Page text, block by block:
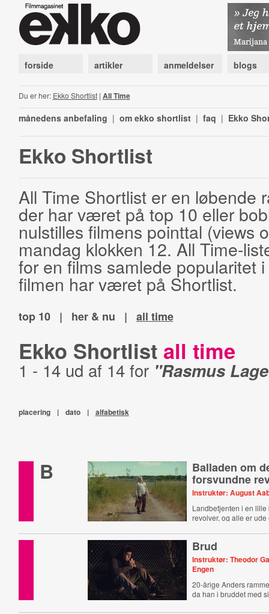
forside artikler anmeldelser blogs
Du er her: Ekko Shortlist| All Time
månedens anbefaling | om ekko shortlist | faq | Ekko
Ekko Shortlist
All Time Shortlist er en løbende
der har været på top 10 eller
nulstilles filmens pointtal (views
mandag klokken 12. All Time-
for en films samlede popularitet
filmen har været på Shortlist.
top 10 | her & nu | all time
Ekko Shortlist all time
1 - 14 ud af 14 for "Rasmus
placering | dato | alfabetisk
B Balladen om
forsvundne
Instruktør: August
Landbetjenten i en lille
revolver, og alle er ude
Brud
Instruktør: Theodor
Engen
20-årige Anders
da han i bruddet med